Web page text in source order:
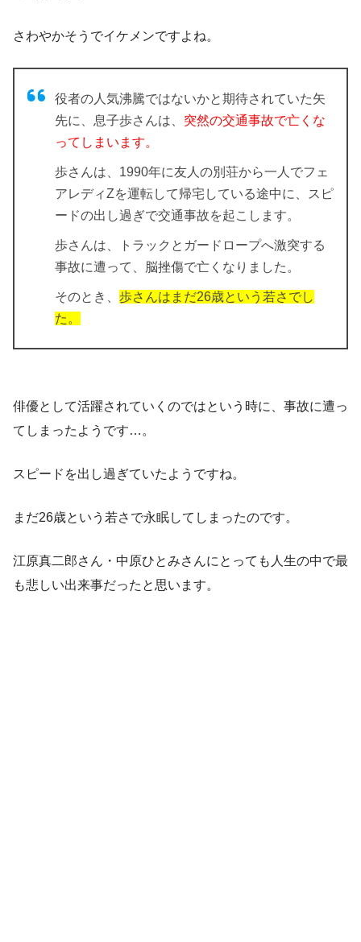
さわやかそうでイケメンですよね。
役者の人気沸騰ではないかと期待されていた矢
先に、息子歩さんは、 突然の交通事故で亡くな
ってしまいます。
歩さんは、1990年に友人の別荘から一人でフェ
アレディZを運転して帰宅している途中に、スピ
ードの出し過ぎで交通事故を起こします。
歩さんは、トラックとガードロープへ激突する
事故に遭って、脳挫傷で亡くなりました。
そのとき、 歩さんはまだ26歳という若さでし
た。
俳優として活躍されていくのではという時に、事故に遭っ
てしまったようです…。
スピードを出し過ぎていたようですね。
まだ26歳という若さで永眠してしまったのです。
江原真二郎さん・中原ひとみさんにとっても人生の中で最
も悲しい出来事だったと思います。